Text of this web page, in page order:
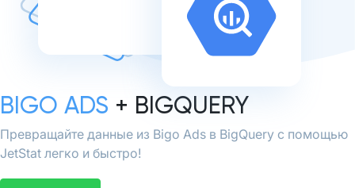
BIGO ADS + BIGQUERY
Превращайте данные из Bigo Ads в BigQuery с помощью
JetStat легко и быстро!